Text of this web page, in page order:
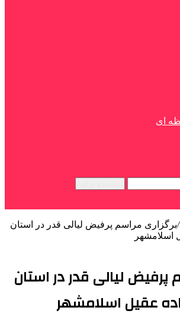
ای
/برگزاری مراسم پرفیض لیالی قدر در استان
اسلامشهر
پرفیض لیالی قدر در استان
عقیل اسلامشهر